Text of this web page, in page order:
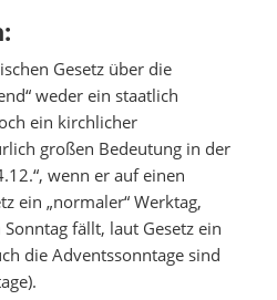
Gesetz über die
weder ein staatlich
ein kirchlicher
großen Bedeutung in der
wenn er auf einen
ein „normaler“ Werktag,
fällt, laut Gesetz ein
die Adventssonntage sind